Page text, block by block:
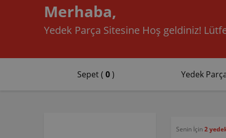
Merhaba,
Yedek Parça Sitesine Hoş geldiniz!
Sepet ( 0) Yedek
Senin İçin2